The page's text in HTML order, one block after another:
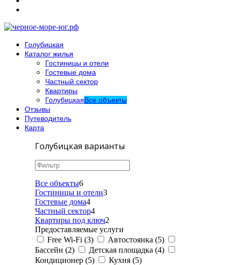
Голубицкая
Каталог жилья
Гостиницы и отели
Гостевые дома
Частный сектор
Квартиры
ГолубицкаяВсе объекты
Отзывы
Путеводитель
Карта
Голубицкая варианты
Все объекты6
Гостиницы и отели3
Гостевые дома4
Частный сектор4
Квартиры под ключ2
Предоставляемые услуги
Free Wi-Fi (3)
Автостоянка (5)
Бассейн (2)
Детская площадка (4)
Кондиционер (5)
Кухня (5)